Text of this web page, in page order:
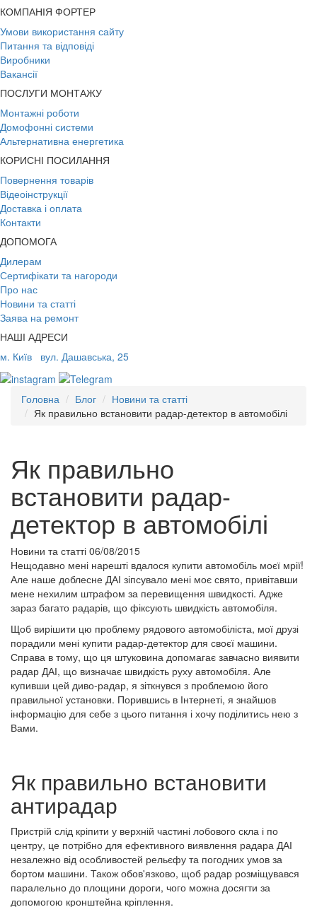
КОМПАНІЯ ФОРТЕР
Умови використання сайту
Питання та відповіді
Виробники
Вакансії
ПОСЛУГИ МОНТАЖУ
Монтажні роботи
Домофонні системи
Альтернативна енергетика
КОРИСНІ ПОСИЛАННЯ
Повернення товарів
Відеоінструкції
Доставка і оплата
Контакти
ДОПОМОГА
Дилерам
Сертифікати та нагороди
Про нас
Новини та статті
Заява на ремонт
НАШІ АДРЕСИ
м. Київ
вул. Дашавська, 25
Головна Блог
Новини та статті
Як правильно встановити радар-детектор в автомобілі
Як правильно
встановити радар-
детектор в автомобілі
Новини та статті 06/08/2015
Нещодавно мені нарешті вдалося купити автомобіль моєї мрії!
Але наше доблесне ДАІ зіпсувало мені моє свято, привітавши
мене нехилим штрафом за перевищення швидкості. Адже
зараз багато радарів, що фіксують швидкість автомобіля.
Щоб вирішити цю проблему рядового автомобіліста, мої друзі
порадили мені купити радар-детектор для своєї машини.
Справа в тому, що ця штуковина допомагає завчасно виявити
радар ДАІ, що визначає швидкість руху автомобіля. Але
купивши цей диво-радар, я зіткнувся з проблемою його
правильної установки. Порившись в Інтернеті, я знайшов
інформацію для себе з цього питання і хочу поділитись нею з
Вами.
Як правильно встановити
антирадар
Пристрій слід кріпити у верхній частині лобового скла і по
центру, це потрібно для ефективного виявлення радара ДАІ
незалежно від особливостей рельєфу та погодних умов за
бортом машини. Також обов'язково, щоб радар розміщувався
паралельно до площини дороги, чого можна досягти за
допомогою кронштейна кріплення.